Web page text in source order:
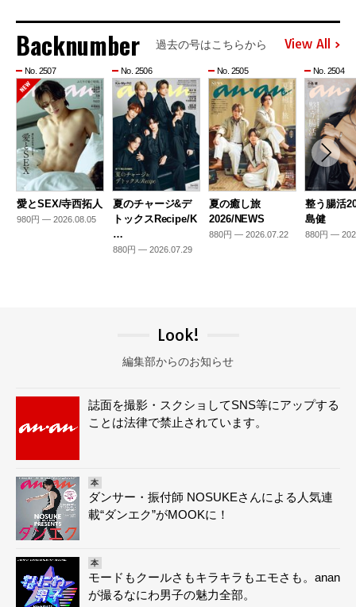
Backnumber 過去の号はこちらから View All
No. 2507
愛とSEX/寺西拓人
980円 — 2026.08.05
No. 2506
夏のチャージ&デ
トックスRecipe/K
…
880円 — 2026.07.29
No. 2505
夏の癒し旅
2026/NEWS
880円 — 2026.07.22
No. 2504
整う腸活
島健
880円 —
Look!
編集部からのお知らせ
誌面を撮影・スクショしてSNS等にアップする
ことは法律で禁止されています。
本
ダンサー・振付師 NOSUKEさんによる人気連
載“ダンエク”がMOOKに！
本
モードもクールさもキラキラもエモさも。anan
が撮るなにわ男子の魅力全部。